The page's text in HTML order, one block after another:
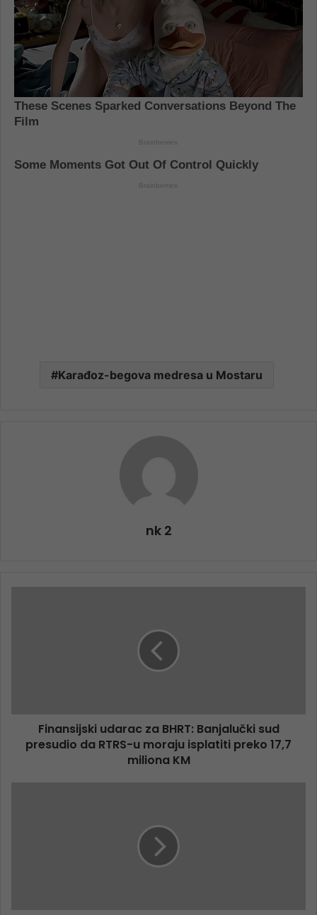
Karađoz-begova medresa u Mostaru
nk 2
Finansijski udarac za BHRT: Banjalučki sud
presudio da RTRS-u moraju isplatiti preko 17,7
miliona KM